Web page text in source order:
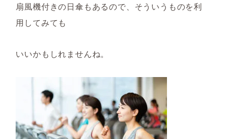
扇風機付きの日傘もあるので、そういうものを利
用してみても
いいかもしれませんね。